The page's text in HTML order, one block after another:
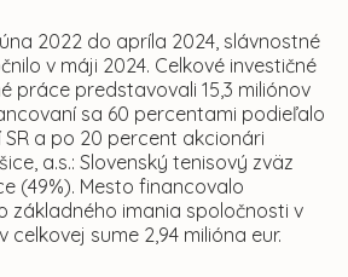
2022 do apríla 2024, slávnostné
v máji 2024. Celkové investičné
práce predstavovali 15,3 miliónov
sa 60 percentami podieľalo
a po 20 percent akcionári
a.s.: Slovenský tenisový zväz
(49%). Mesto financovalo
základného imania spoločnosti v
celkovej sume 2,94 milióna eur.